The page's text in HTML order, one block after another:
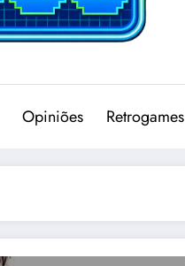
Opiniões Retrogames